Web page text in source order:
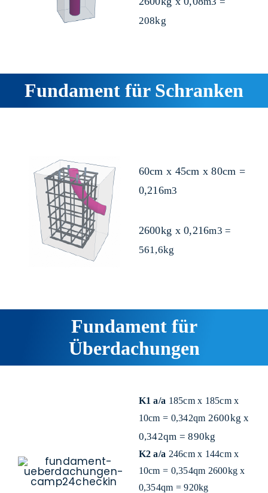
208kg
Fundament für Schranken
60cm x 45cm x 80cm =
0,216m3
2600kg x 0,216m3 =
561,6kg
Fundament für
Überdachungen
K1 a/a 185cm x 185cm x
10cm = 0,342qm 2600kg x
0,342qm = 890kg
K2 a/a 246cm x 144cm x
10cm = 0,354qm 2600kg x
0,354qm = 920kg